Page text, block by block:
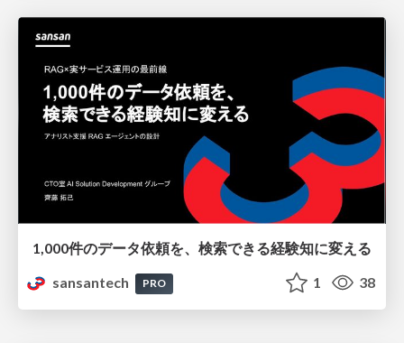
1,000件のデータ依頼を、検索できる経験知に変える
sansantech
PRO 1 38